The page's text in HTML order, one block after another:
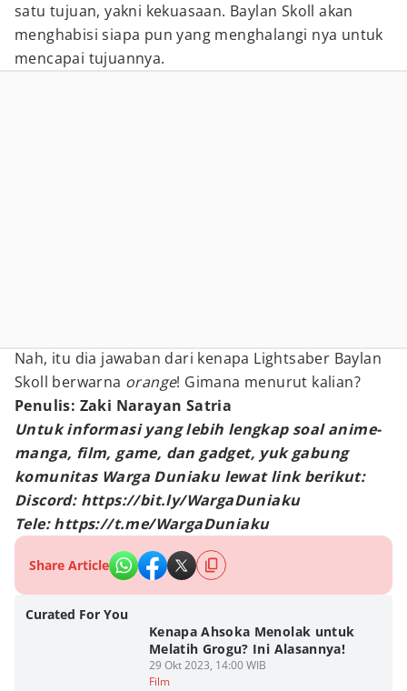
satu tujuan, yakni kekuasaan. Baylan Skoll akan
menghabisi siapa pun yang menghalangi nya untuk
mencapai tujuannya.
Nah, itu dia jawaban dari kenapa Lightsaber Baylan
Skoll berwarna orange! Gimana menurut kalian?
Penulis: Zaki Narayan Satria
Untuk informasi yang lebih lengkap soal anime-
manga, film, game, dan gadget, yuk gabung
komunitas Warga Duniaku lewat link berikut:
Discord: https://bit.ly/WargaDuniaku
Tele: https://t.me/WargaDuniaku
Share Article
Curated For You
Kenapa Ahsoka Menolak untuk
Melatih Grogu? Ini Alasannya!
29 Okt 2023, 14:00 WIB
Film